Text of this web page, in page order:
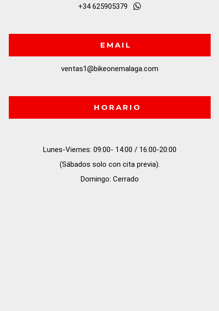
+34 625905379
EMAIL
ventas1@bikeonemalaga.com
HORARIO
Lunes-Viernes: 09:00- 14:00 / 16:00-20:00
(Sábados solo con cita previa).
Domingo: Cerrado